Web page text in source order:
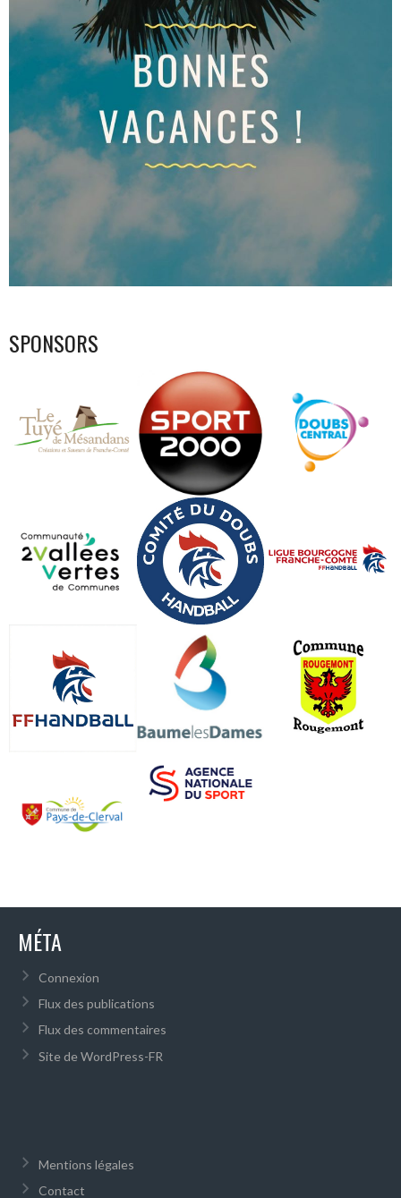
SPONSORS
MÉTA
Connexion
Flux des publications
Flux des commentaires
Site de WordPress-FR
Mentions légales
Contact